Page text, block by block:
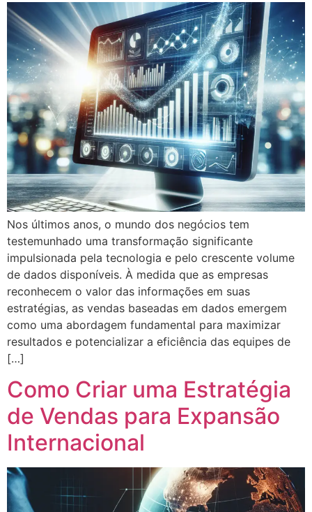
Nos últimos anos, o mundo dos negócios tem
testemunhado uma transformação significante
impulsionada pela tecnologia e pelo crescente volume
de dados disponíveis. À medida que as empresas
reconhecem o valor das informações em suas
estratégias, as vendas baseadas em dados emergem
como uma abordagem fundamental para maximizar
resultados e potencializar a eficiência das equipes de
[…]
Como Criar uma Estratégia
de Vendas para Expansão
Internacional